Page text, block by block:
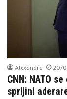
Alexandra 20/
CNN: NATO
sprijini